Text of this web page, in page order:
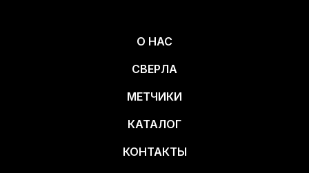
О НАС
СВЕРЛА
МЕТЧИКИ
КАТАЛОГ
КОНТАКТЫ